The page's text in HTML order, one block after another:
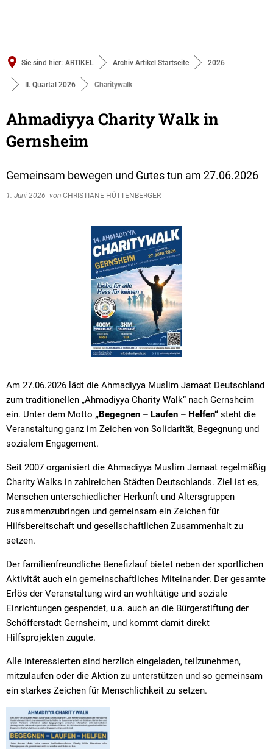
Sie sind hier: ARTIKEL Archiv Artikel Startseite 2026
II. Quartal 2026 Charitywalk
Ahmadiyya Charity Walk in
Gernsheim
Gemeinsam bewegen und Gutes tun am 27.06.2026
1. Juni 2026 von CHRISTIANE HÜTTENBERGER
Am 27.06.2026 lädt die Ahmadiyya Muslim Jamaat Deutschland
zum traditionellen „Ahmadiyya Charity Walk“ nach Gernsheim
ein. Unter dem Motto „Begegnen – Laufen – Helfen“ steht die
Veranstaltung ganz im Zeichen von Solidarität, Begegnung und
sozialem Engagement.
Seit 2007 organisiert die Ahmadiyya Muslim Jamaat regelmäßig
Charity Walks in zahlreichen Städten Deutschlands. Ziel ist es,
Menschen unterschiedlicher Herkunft und Altersgruppen
zusammenzubringen und gemeinsam ein Zeichen für
Hilfsbereitschaft und gesellschaftlichen Zusammenhalt zu
setzen.
Der familienfreundliche Benefizlauf bietet neben der sportlichen
Aktivität auch ein gemeinschaftliches Miteinander. Der gesamte
Erlös der Veranstaltung wird an wohltätige und soziale
Einrichtungen gespendet, u.a. auch an die Bürgerstiftung der
Schöfferstadt Gernsheim, und kommt damit direkt
Hilfsprojekten zugute.
Alle Interessierten sind herzlich eingeladen, teilzunehmen,
mitzulaufen oder die Aktion zu unterstützen und so gemeinsam
ein starkes Zeichen für Menschlichkeit zu setzen.